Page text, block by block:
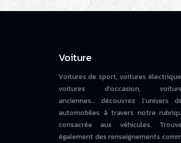
Voiture
Voitures de sport, voitures
voitures d’occasion,
anciennes… découvrez l’univers
automobiles à travers notre
consacrée aux véhicules.
également des renseignements